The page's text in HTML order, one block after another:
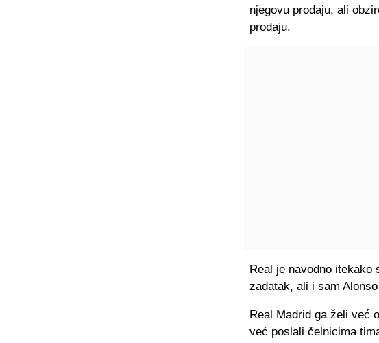
njegovu prodaju, ali
prodaju.
Real je navodno itekako
zadatak, ali i sam
Real Madrid ga želi već
već poslali čelnicima